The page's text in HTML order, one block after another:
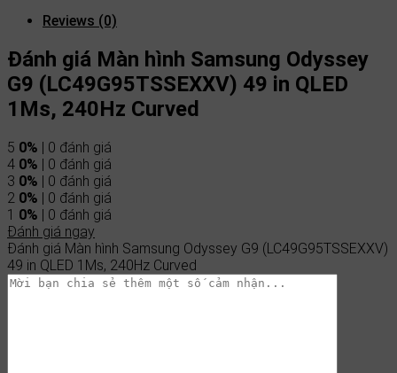
Reviews (0)
Đánh giá Màn hình Samsung Odyssey
G9 (LC49G95TSSEXXV) 49 in QLED
1Ms, 240Hz Curved
5 0% | 0 đánh giá
4 0% | 0 đánh giá
3 0% | 0 đánh giá
2 0% | 0 đánh giá
1 0% | 0 đánh giá
Đánh giá ngay
Đánh giá Màn hình Samsung Odyssey G9 (LC49G95TSSEXXV)
49 in QLED 1Ms, 240Hz Curved